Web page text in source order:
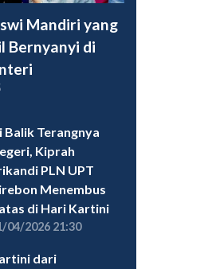
Mandiri yang
Bernyanyi di
Balik Terangnya
Kiprah
PLN UPT
Menembus
di Hari Kartini
04/2026 21:30
dari